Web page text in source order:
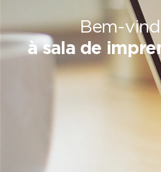
Bem-
à sala de